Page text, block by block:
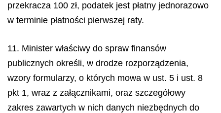
przekracza 100 zł, podatek jest płatny jednorazowo
w terminie płatności pierwszej raty.
11. Minister właściwy do spraw finansów
publicznych określi, w drodze rozporządzenia,
wzory formularzy, o których mowa w ust. 5 i ust. 8
pkt 1, wraz z załącznikami, oraz szczegółowy
zakres zawartych w nich danych niezbędnych do